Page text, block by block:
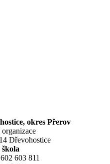
okres Přerov
Dřevohostice
škola
603 811